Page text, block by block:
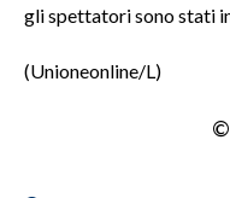
ANNUNCI
PUBBLICITÀ
gli spettatori sono stati
(Unioneonline/L)
©